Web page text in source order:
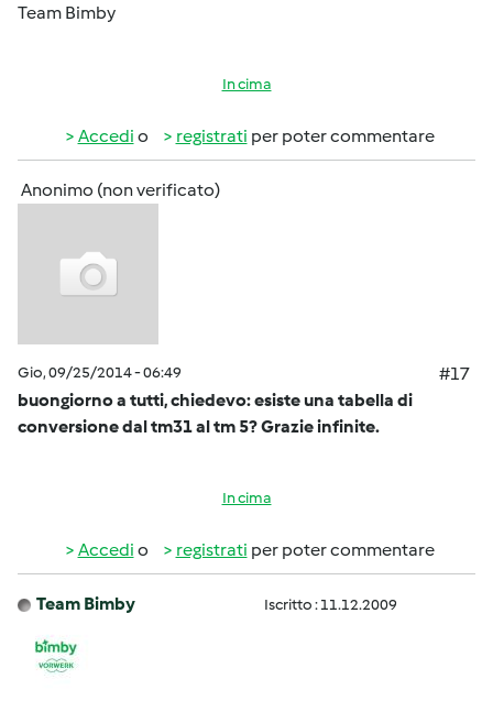
Team Bimby
In cima
Accedi o registrati per poter commentare
Anonimo (non verificato)
Gio, 09/25/2014 - 06:49
#17
buongiorno a tutti, chiedevo: esiste una tabella di
conversione dal tm31 al tm 5? Grazie infinite.
In cima
Accedi o registrati per poter commentare
Team Bimby Iscritto : 11.12.2009